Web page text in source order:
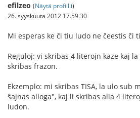
efilzeo (Näytä profiilli)
26. syyskuuta 2012 17.59.30
Mi esperas ke ĉi tiu ludo ne ĉeestis ĉi
Reguloj: vi skribas 4 literojn kaze kaj
skribas frazon.
Ekzemplo: mi skribas TISA, la ulo sub
ŝajnas alloga", kaj li skribas alia 4
ludon.